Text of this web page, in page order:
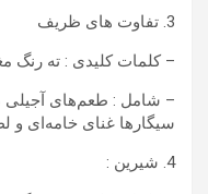
3. تفاوت های ظریف
– کلمات کلیدی : ته رنگ
– شامل : طعم‌های آجیلی ،
سیگارها غنای خامه‌ای و
4. شیرین :